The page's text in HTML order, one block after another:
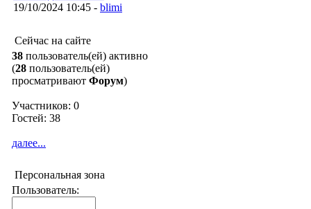
19/10/2024 10:45 - blimi
Сейчас на сайте
38 пользователь(ей) активно
(28 пользователь(ей)
просматривают Форум)
Участников: 0
Гостей: 38
далее...
Персональная зона
Пользователь: